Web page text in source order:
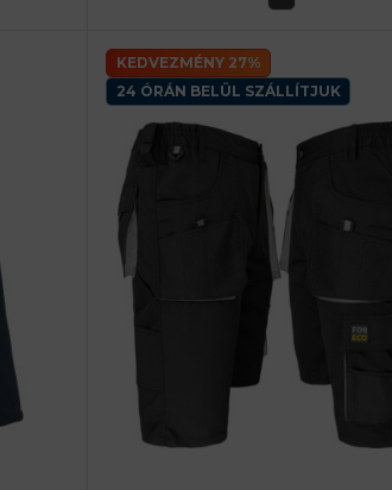
KEDVEZMÉNY 27%
24 ÓRÁN BELÜL SZÁLLÍTJUK